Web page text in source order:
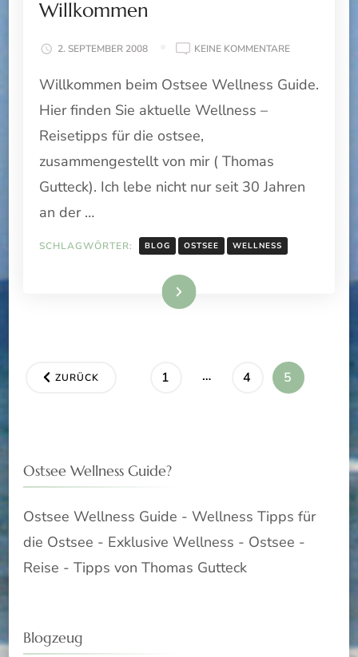
Willkommen
2. SEPTEMBER 2008 KEINE KOMMENTAREZU
Willkommen beim Ostsee Wellness Guide.
Hier finden Sie aktuelle Wellness –
Reisetipps für die ostsee,
zusammengestellt von mir ( Thomas
Gutteck). Ich lebe nicht nur seit 30 Jahren
an der …
SCHLAGWÖRTER: BLOG OSTSEE WELLNESS
Weiterlesen
Seitennummerierung
Beiträge
ZURÜCK SEITE
1 … SEITE
4 SEITE
5
Ostsee Wellness Guide?
Ostsee Wellness Guide - Wellness Tipps für
die Ostsee - Exklusive Wellness - Ostsee -
Reise - Tipps von Thomas Gutteck
Blogzeug